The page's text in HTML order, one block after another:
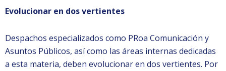
Evolucionar en dos vertientes
Despachos especializados como PRoa Comunicación y
Asuntos Públicos, así como las áreas internas dedicadas
a esta materia, deben evolucionar en dos vertientes. Por